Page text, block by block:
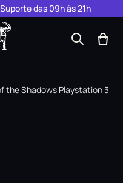
das 09h às 21h
the Shadows Playstation 3